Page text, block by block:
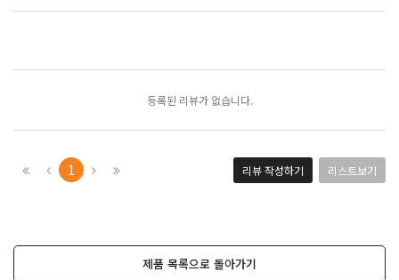
등록된 리뷰가 없습니다.
1 리뷰 작성하기 리스트보기
제품 목록으로 돌아가기